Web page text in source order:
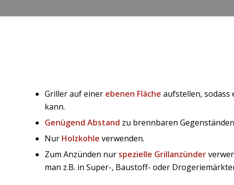
Griller auf einer ebenen Fläche aufstellen, sodass
kann.
Genügend Abstand zu brennbaren
Nur Holzkohle verwenden.
Zum Anzünden nur spezielle Grillanzünder
man z.B. in Super-, Baustoff- oder